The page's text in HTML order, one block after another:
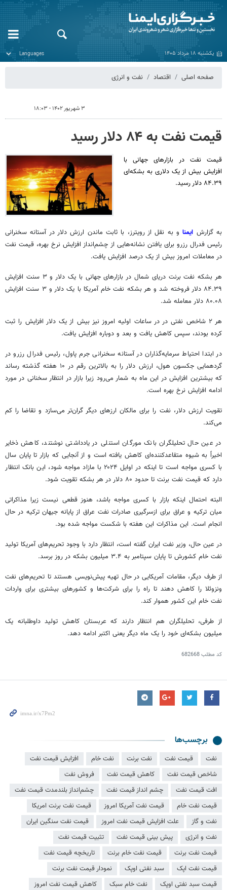
یکشنبه ۱۸ مرداد ۱۴۰۵
صفحه اصلی اقتصاد نفت و انرژی
۳ شهریور ۱۴۰۲ - ۱۸:۰۳
قیمت نفت به ۸۴ دلار رسید
قیمت نفت در بازارهای جهانی با
افزایش بیش از یک دلاری به بشکه‌ای
۸۴.۳۹ دلار رسید.
به گزارش ایمناو به نقل از رویترز، با ثابت ماندن ارزش دلار در آستانه سخنرانی
رئیس فدرال رزرو برای یافتن نشانه‌هایی از چشم‌انداز افزایش نرخ بهره، قیمت نفت
در معاملات امروز بیش از یک درصد افزایش یافت.
هر بشکه نفت برنت
دریای شمال در بازارهای جهانی با یک دلار و ۳ سنت افزایش
۸۴.۳۹ دلار فروخته شد و هر بشکه نفت خام آمریکا با یک دلار و ۳ سنت افزایش
۸۰.۰۸ دلار معامله شد.
هر ۲ شاخص نفتی در در ساعات اولیه امروز نیز بیش از یک دلار افزایش را ثبت
کرده بودند، سپس کاهش یافت و بعد و دوباره افزایش یافت.
در ابتدا احتیاط سرمایه‌گذاران در آستانه سخنرانی جرم پاول، رئیس فدرال رزرو در
گردهمایی جکسون هول، ارزش دلار را به بالاترین رقم در ۱۰ هفته گذشته رساند
که بیشترین افزایش در این ماه به شمار می‌رود زیرا بازار در انتظار سخنانی در مورد
ادامه افزایش نرخ بهره است.
تقویت ارزش دلار، نفت را برای مالکان ارزهای دیگر گران‌تر می‌سازد و تقاضا را کم
می‌کند.
در عین حال تحلیلگران بانک مورگان استنلی در یادداشتی نوشتند، کاهش ذخایر
اخیراً به شیوه متقاعدکننده‌ای کاهش یافته است و از آنجایی که بازار تا پایان سال
با کسری مواجه است تا اینکه در اوایل ۲۰۲۴ با مازاد مواجه شود، این بانک انتظار
دارد که قیمت نفت برنت تا حدود ۸۰ دلار در هر بشکه تقویت شود.
البته احتمال اینکه بازار با کسری مواجه باشد، هنوز قطعی نیست زیرا مذاکراتی
میان ترکیه و عراق برای ازسرگیری صادرات نفت عراق از پایانه جیهان ترکیه در حال
انجام است. این مذاکرات این هفته با شکست مواجه شده بود.
در عین حال، وزیر نفت ایران گفته است، انتظار دارد با وجود تحریم‌های آمریکا تولید
نفت خام کشورش تا پایان سپتامبر به ۳.۴ میلیون بشکه در روز برسد.
از طرف دیگر، مقامات آمریکایی در حال تهیه پیش‌نویسی هستند تا تحریم‌های نفت
ونزوئلا را کاهش دهند تا راه را برای شرکت‌ها و کشورهای بیشتری برای واردات
نفت خام این کشور هموار کند.
از طرفی، تحلیلگران هم انتظار دارند که عربستان کاهش تولید داوطلبانه یک
میلیون بشکه‌ای خود را یک ماه دیگر یعنی اکتبر ادامه دهد.
کد مطلب682668
برچسب‌ها
نفت قیمت نفت نفت برنت نفت خام
افزایش قیمت نفت
شاخص قیمت نفت
کاهش قیمت نفت
فروش نفت
افت قیمت نفت
چشم انداز قیمت نفت
چشم‌انداز بلندمدت قیمت نفت
قیمت نفت خام
قیمت نفت آمریکا امروز
قیمت نفت برنت امریکا
نفت و گاز
علت افزایش قیمت نفت امروز
قیمت نفت سنگین ایران
نفت و انرژی
پیش بینی قیمت نفت
تثبیت قیمت نفت
قیمت نفت برنت
قیمت نفت خام برنت
تاریخچه قیمت نفت
قیمت نفت اپک
سبد نفتی اوپک
نمودار قیمت نفت برنت
قیمت سبد نفتی اوپک
نفت خام سبک
کاهش قیمت نفت امروز